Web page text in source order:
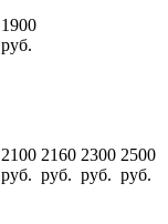
1900
руб.
2100
руб.
2160
руб.
2300
руб.
2500
руб.